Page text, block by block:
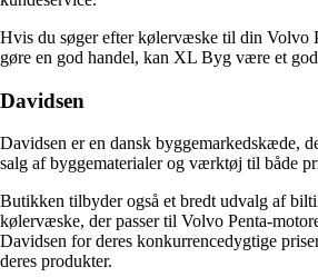
Hvis du søger efter kølervæske til din Volvo
gøre en god handel, kan XL Byg være et
Davidsen
Davidsen er en dansk byggemarkedskæde,
salg af byggematerialer og værktøj til både
Butikken tilbyder også et bredt udvalg af
kølervæske, der passer til Volvo Penta-
Davidsen for deres konkurrencedygtige
deres produkter.